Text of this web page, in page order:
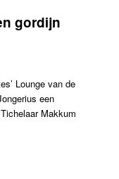
gordijn
Lounge van de
een
Makkum